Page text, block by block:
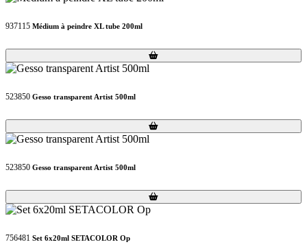
937115 Médium à peindre XL tube 200ml
Loading...
Loading...
523850 Gesso transparent Artist 500ml
Loading...
Loading...
523850 Gesso transparent Artist 500ml
Loading...
Loading...
756481 Set 6x20ml SETACOLOR Op